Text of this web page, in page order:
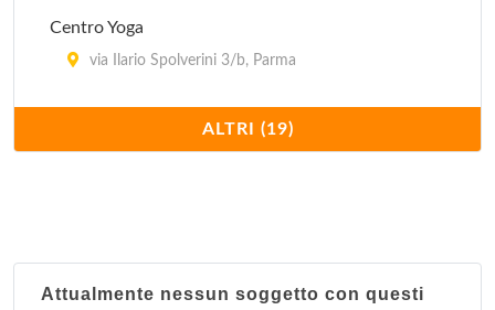
Centro Yoga
via Ilario Spolverini 3/b, Parma
Centro Yoga Integrale
piazza Piersanti Mattarella 3, Parma
Fisi Labor Club
ALTRI (19)
Attualmente nessun soggetto con questi